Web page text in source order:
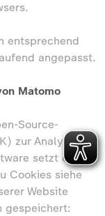
entsprechend
angepasst.
Matomo
Source-
zur Analyse des
setzt ein
Cookies siehe
Website
gespeichert: